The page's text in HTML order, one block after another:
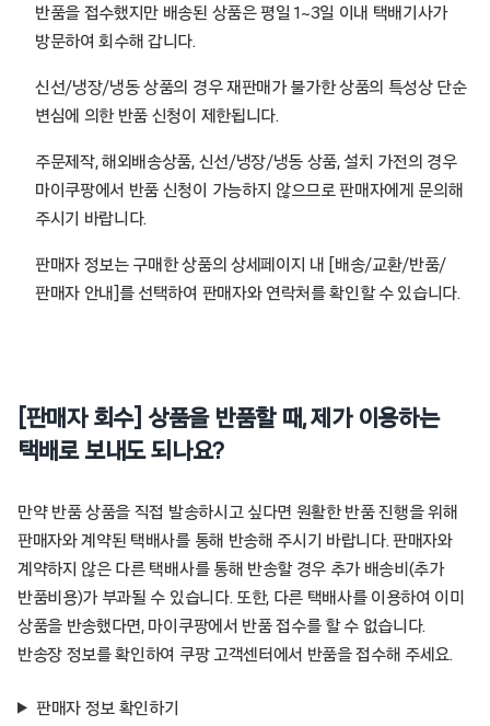
반품을 접수했지만 배송된 상품은 평일 1~3일 이내 택배기사가
방문하여 회수해 갑니다.
신선/냉장/냉동 상품의 경우 재판매가 불가한 상품의 특성상 단순
변심에 의한 반품 신청이 제한됩니다.
주문제작, 해외배송상품, 신선/냉장/냉동 상품, 설치 가전의 경우
마이쿠팡에서 반품 신청이 가능하지 않으므로 판매자에게 문의해
주시기 바랍니다.
판매자 정보는 구매한 상품의 상세페이지 내 [배송/교환/반품/
판매자 안내]를 선택하여 판매자와 연락처를 확인할 수 있습니다.
[판매자 회수] 상품을 반품할 때, 제가 이용하는
택배로 보내도 되나요?
만약 반품 상품을 직접 발송하시고 싶다면 원활한 반품 진행을 위해
판매자와 계약된 택배사를 통해 반송해 주시기 바랍니다. 판매자와
계약하지 않은 다른 택배사를 통해 반송할 경우 추가 배송비(추가
반품비용)가 부과될 수 있습니다. 또한, 다른 택배사를 이용하여 이미
상품을 반송했다면, 마이쿠팡에서 반품 접수를 할 수 없습니다.
반송장 정보를 확인하여 쿠팡 고객센터에서 반품을 접수해 주세요.
판매자 정보 확인하기